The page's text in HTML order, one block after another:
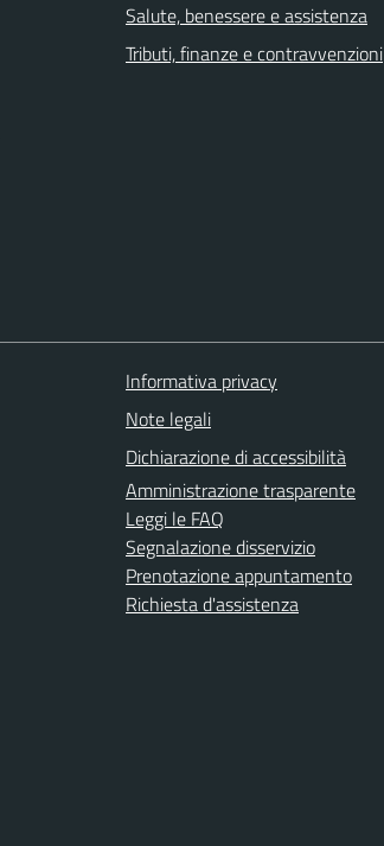
Salute, benessere e assistenza
Tributi, finanze e contravvenzioni
Informativa privacy
Note legali
Dichiarazione di accessibilità
Amministrazione trasparente
Leggi le FAQ
Segnalazione disservizio
Prenotazione appuntamento
Richiesta d'assistenza